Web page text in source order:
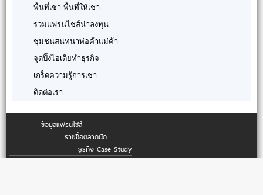
พื้นที่เช่า พื้นที่ให้เช่า
รวมแฟรนไชส์น่าลงทุน
ชุมชนสนทนาพ่อค้าแม่ค้า
จุดปิ๊งไอเดียทำธุรกิจ
เกร็ดความรู้การเช่า
ติดต่อเรา
ข้อมูลแฟรนไชส์
รายชื่อตลาดนัด
ธุรกิจ Case Study
ข้อมูลร้านขายส่ง